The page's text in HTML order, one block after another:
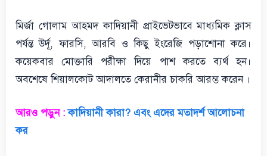
মির্জা গোলাম আহমদ কাদিয়ানী প্রাইভেটভাবে মাধ্যমিক ক্লাস
পর্যন্ত উর্দূ, ফারসি, আরবি ও কিছু ইংরেজি পড়াশোনা করে।
কয়েকবার মোক্তারি পরীক্ষা দিয়ে পাশ করতে ব্যর্থ হন।
অবশেষে শিয়ালকোট আদালতে কেরানীর চাকরি আরম্ভ করেন ।
আরও পড়ুন : কাদিয়ানী কারা? এবং এদের মতাদর্শ আলোচনা
কর